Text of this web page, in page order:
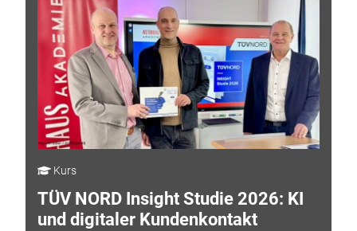
Kurs
TÜV NORD Insight Studie 2026: KI
und digitaler Kundenkontakt